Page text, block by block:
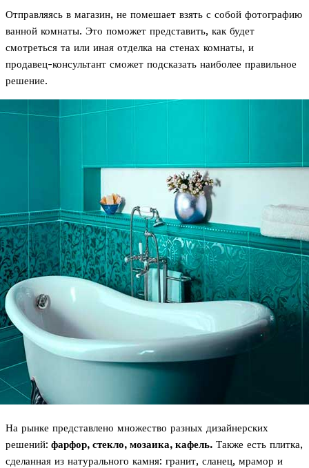
Отправляясь в магазин, не помешает взять с собой фотографию
ванной комнаты. Это поможет представить, как будет
смотреться та или иная отделка на стенах комнаты, и
продавец-консультант сможет подсказать наиболее правильное
решение.
На рынке представлено множество разных дизайнерских
решений: фарфор, стекло, мозаика, кафель. Также есть плитка,
сделанная из натурального камня: гранит, сланец, мрамор и